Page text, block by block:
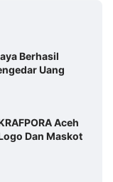
Berhasil
Uang
Aceh
Dan Maskot